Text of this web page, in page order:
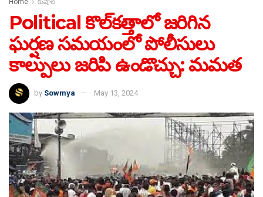
Home కుషాల్
Political కొల్‌కత్తాలో జరిగిన
ఘర్షణ సమయంలో పోలీసులు
కాల్పులు జరిపి ఉండొచ్చు: మమత
by Sowmya May 13, 2024